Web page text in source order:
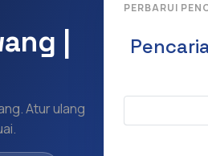
|
Atur ulang
PERBARUI